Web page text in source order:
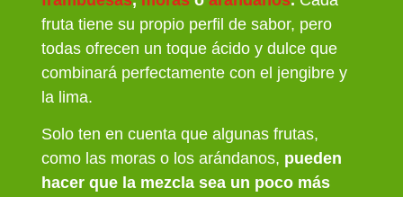
fruta tiene su propio perfil de sabor, pero
todas ofrecen un toque ácido y dulce que
combinará perfectamente con el jengibre y
la lima.
Solo ten en cuenta que algunas frutas,
como las moras o los arándanos, pueden
hacer que la mezcla sea un poco más